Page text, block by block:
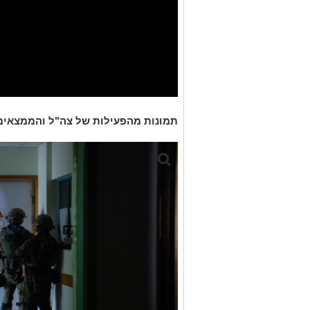
תמונות מהפעילות של צה"ל